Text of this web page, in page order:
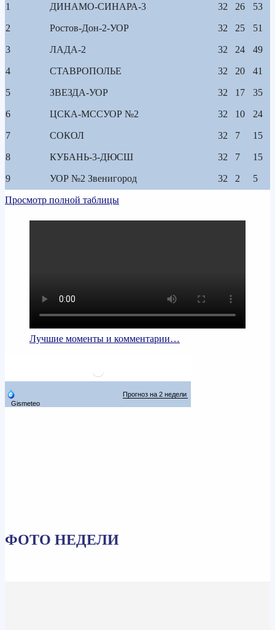
1
ДИНАМО-СИНАРА-3 32 26 53
2 Ростов-Дон-2-УОР 32 25 51
3 ЛАДА-2 32 24 49
4 СТАВРОПОЛЬЕ 32 20 41
5 ЗВЕЗДА-УОР 32 17 35
6 ЦСКА-МССУОР №2 32 10 24
7 СОКОЛ 32 7 15
8 КУБАНЬ-3-ДЮСШ 32 7 15
9 УОР №2 Звенигород 32 2 5
Просмотр полной таблицы
Лучшие моменты и комментарии…
ФОТО НЕДЕЛИ